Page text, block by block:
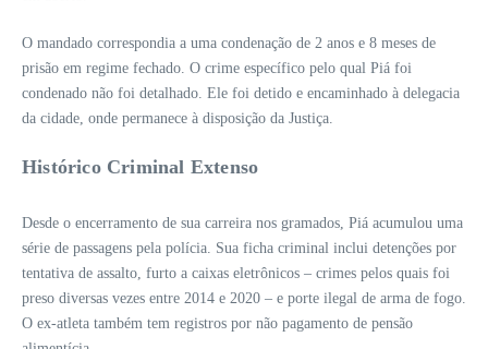
O mandado correspondia a uma condenação de 2 anos e 8 meses de
prisão em regime fechado. O crime específico pelo qual Piá foi
condenado não foi detalhado. Ele foi detido e encaminhado à delegacia
da cidade, onde permanece à disposição da Justiça.
Histórico Criminal Extenso
Desde o encerramento de sua carreira nos gramados, Piá acumulou uma
série de passagens pela polícia. Sua ficha criminal inclui detenções por
tentativa de assalto, furto a caixas eletrônicos – crimes pelos quais foi
preso diversas vezes entre 2014 e 2020 – e porte ilegal de arma de fogo.
O ex-atleta também tem registros por não pagamento de pensão